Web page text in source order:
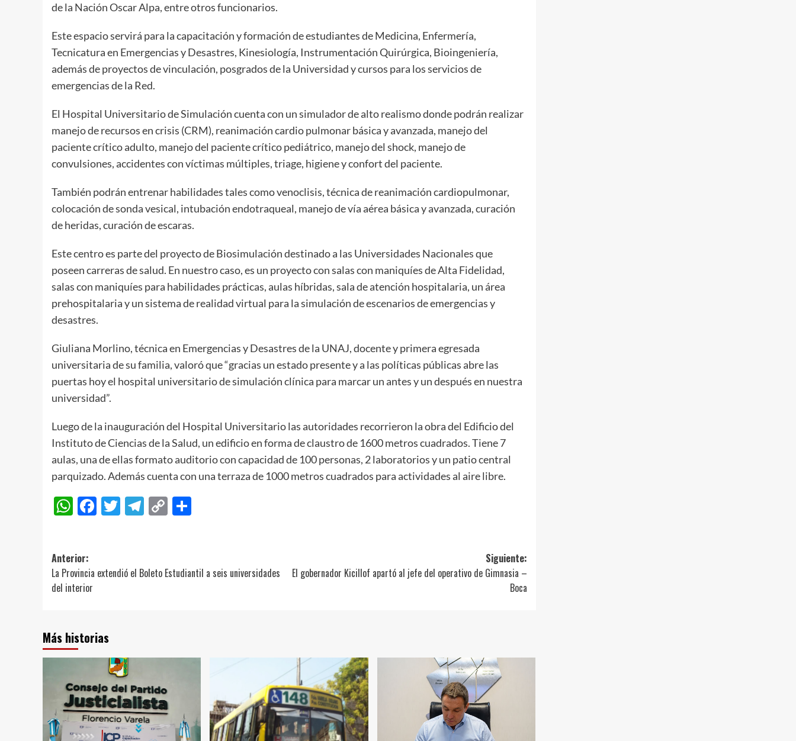
de la Nación Oscar Alpa, entre otros funcionarios.
Este espacio servirá para la capacitación y formación de estudiantes de Medicina, Enfermería,
Tecnicatura en Emergencias y Desastres, Kinesiología, Instrumentación Quirúrgica, Bioingeniería,
además de proyectos de vinculación, posgrados de la Universidad y cursos para los servicios de
emergencias de la Red.
El Hospital Universitario de Simulación cuenta con un simulador de alto realismo donde podrán realizar
manejo de recursos en crisis (CRM), reanimación cardio pulmonar básica y avanzada, manejo del
paciente crítico adulto, manejo del paciente crítico pediátrico, manejo del shock, manejo de
convulsiones, accidentes con víctimas múltiples, triage, higiene y confort del paciente.
También podrán entrenar habilidades tales como venoclisis, técnica de reanimación cardiopulmonar,
colocación de sonda vesical, intubación endotraqueal, manejo de vía aérea básica y avanzada, curación
de heridas, curación de escaras.
Este centro es parte del proyecto de Biosimulación destinado a las Universidades Nacionales que
poseen carreras de salud. En nuestro caso, es un proyecto con salas con maniquíes de Alta Fidelidad,
salas con maniquíes para habilidades prácticas, aulas híbridas, sala de atención hospitalaria, un área
prehospitalaria y un sistema de realidad virtual para la simulación de escenarios de emergencias y
desastres.
Giuliana Morlino, técnica en Emergencias y Desastres de la UNAJ, docente y primera egresada
universitaria de su familia, valoró que “gracias un estado presente y a las políticas públicas abre las
puertas hoy el hospital universitario de simulación clínica para marcar un antes y un después en nuestra
universidad”.
Luego de la inauguración del Hospital Universitario las autoridades recorrieron la obra del Edificio del
Instituto de Ciencias de la Salud, un edificio en forma de claustro de 1600 metros cuadrados. Tiene 7
aulas, una de ellas formato auditorio con capacidad de 100 personas, 2 laboratorios y un patio central
parquizado. Además cuenta con una terraza de 1000 metros cuadrados para actividades al aire libre.
WhatsApp
Facebook
Twitter
Telegram
Copy
Navegación
de
entradas
Anterior:
La Provincia extendió el Boleto Estudiantil a seis universidades
del interior
Siguiente:
El gobernador Kicillof apartó al jefe del operativo de Gimnasia –
Boca
Más historias